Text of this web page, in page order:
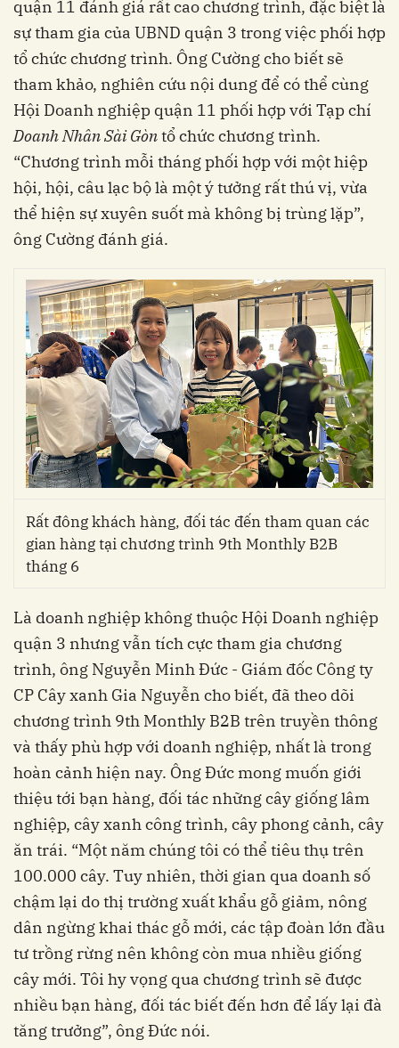
quận 11 đánh giá rất cao chương trình, đặc biệt là
sự tham gia của UBND quận 3 trong việc phối hợp
tổ chức chương trình. Ông Cường cho biết sẽ
tham khảo, nghiên cứu nội dung để có thể cùng
Hội Doanh nghiệp quận 11 phối hợp với Tạp chí
Doanh Nhân Sài Gòntổ chức chương trình.
“Chương trình mỗi tháng phối hợp với một hiệp
hội, hội, câu lạc bộ là một ý tưởng rất thú vị, vừa
thể hiện sự xuyên suốt mà không bị trùng lặp”,
ông Cường đánh giá.
Rất đông khách hàng, đối tác đến tham quan các
gian hàng tại chương trình 9th Monthly B2B
tháng 6
Là doanh nghiệp không thuộc Hội Doanh nghiệp
quận 3 nhưng vẫn tích cực tham gia chương
trình, ông Nguyễn Minh Đức - Giám đốc Công ty
CP Cây xanh Gia Nguyễn cho biết, đã theo dõi
chương trình 9th Monthly B2B trên truyền thông
và thấy phù hợp với doanh nghiệp, nhất là trong
hoàn cảnh hiện nay. Ông Đức mong muốn giới
thiệu tới bạn hàng, đối tác những cây giống lâm
nghiệp, cây xanh công trình, cây phong cảnh, cây
ăn trái. “Một năm chúng tôi có thể tiêu thụ trên
100.000 cây. Tuy nhiên, thời gian qua doanh số
chậm lại do thị trường xuất khẩu gỗ giảm, nông
dân ngừng khai thác gỗ mới, các tập đoàn lớn đầu
tư trồng rừng nên không còn mua nhiều giống
cây mới. Tôi hy vọng qua chương trình sẽ được
nhiều bạn hàng, đối tác biết đến hơn để lấy lại đà
tăng trưởng”, ông Đức nói.